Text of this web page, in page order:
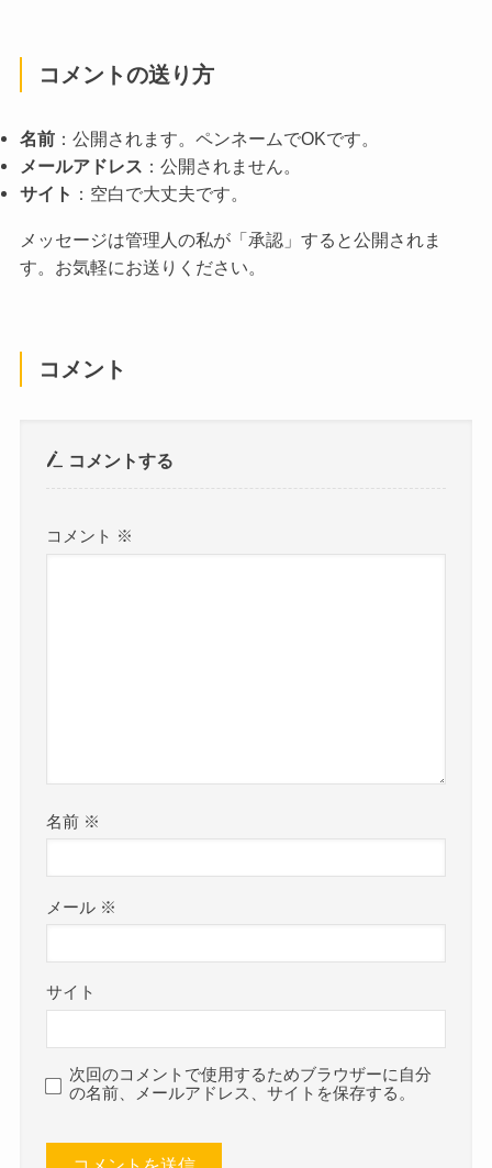
コメントの送り方
名前：公開されます。ペンネームでOKです。
メールアドレス ：公開されません。
サイト ：空白で大丈夫です。
メッセージは管理人の私が「承認」すると公開されま
す。お気軽にお送りください。
コメント
コメントする
コメント ※
名前 ※
メール ※
サイト
次回のコメントで使用するためブラウザーに自分
の名前、メールアドレス、サイトを保存する。